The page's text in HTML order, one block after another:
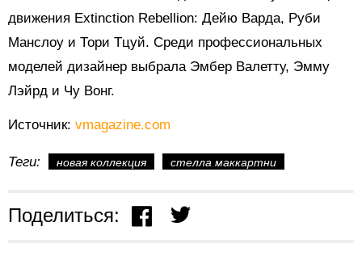
движения Extinction Rebellion: Дейю Варда, Руби
Манслоу и Тори Тцуй. Среди профессиональных
моделей дизайнер выбрала Эмбер Валетту, Эмму
Лэйрд и Чу Вонг.
Источник: vmagazine.com
Теги: новая коллекция стелла маккартни
Поделиться: